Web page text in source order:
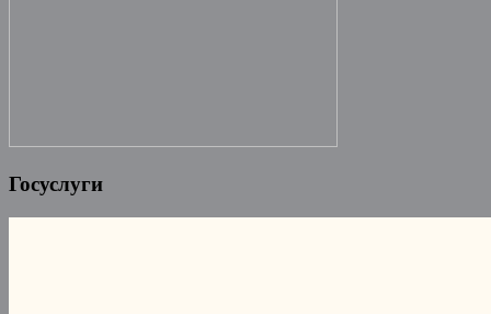
Госуслуги